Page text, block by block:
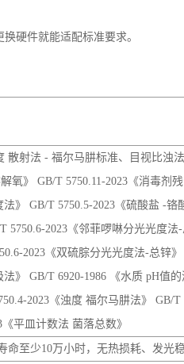
全验收，还是疾控抽检、卫生
合规台账、验收报告、检查资料的
？
了部分重金属、微生物的限值，
换硬件就能适配标准要求。
散射法 - 福尔马肼标准、目视比浊
氧》 GB/T 5750.11-2023《消毒剂
》 GB/T 5750.5-2023《硫酸盐 -铬